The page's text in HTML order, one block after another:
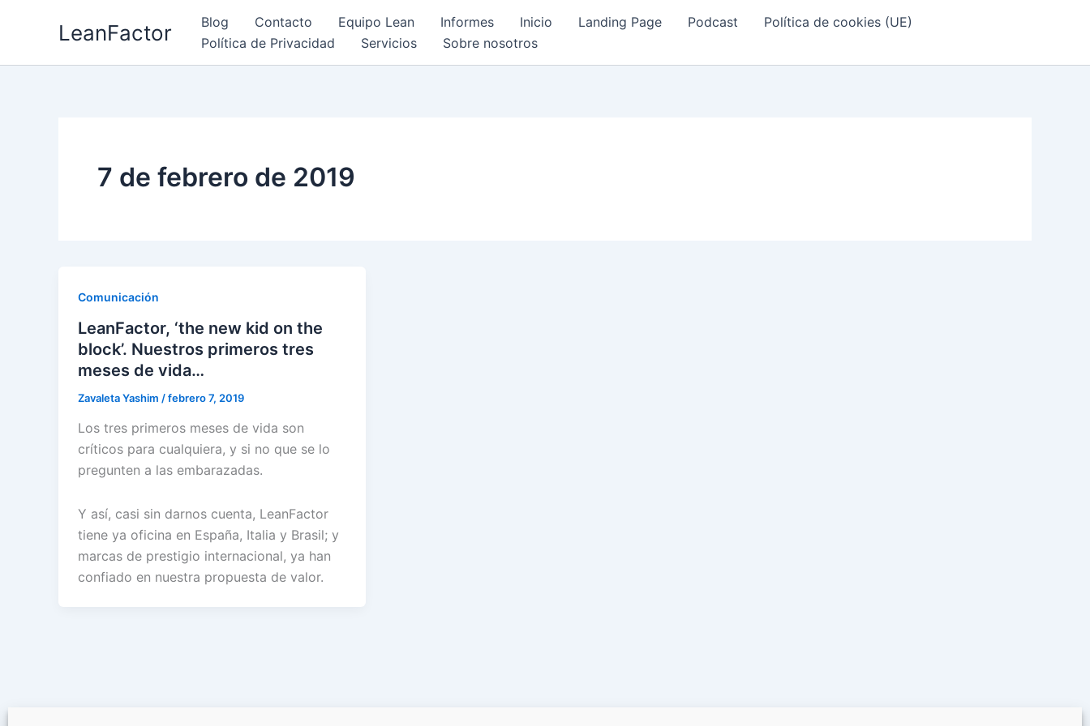
LeanFactor Blog Contacto Equipo Lean Informes Inicio Landing Page Podcast
Política de cookies (UE)
Política de Privacidad
Servicios Sobre nosotros
7 de febrero de 2019
Comunicación
LeanFactor, ‘the new kid on the
block’. Nuestros primeros tres
meses de vida…
Zavaleta Yashim /febrero 7, 2019
Los tres primeros meses de vida son
críticos para cualquiera, y si no que se lo
pregunten a las embarazadas.
Y así, casi sin darnos cuenta, LeanFactor
tiene ya oficina en España, Italia y Brasil; y
marcas de prestigio internacional, ya han
confiado en nuestra propuesta de valor.